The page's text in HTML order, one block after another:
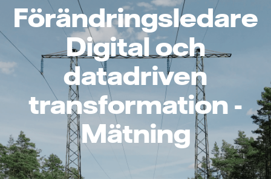
Förändringsledare
Digital och
datadriven
transformation -
Mätning